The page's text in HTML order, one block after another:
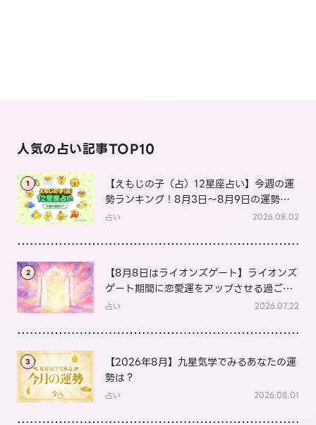
人気の占い記事TOP10
1
【えもじの子（占）12星座占い】今週の運
勢ランキング！8月3日～8月9日の運勢
は？
占い 2026.08.02
2
【8月8日はライオンズゲート】ライオンズ
ゲート期間に恋愛運をアップさせる過ごし
方は？
占い 2026.07.22
3
【2026年8月】九星気学でみるあなたの運
勢は？
占い 2026.08.01